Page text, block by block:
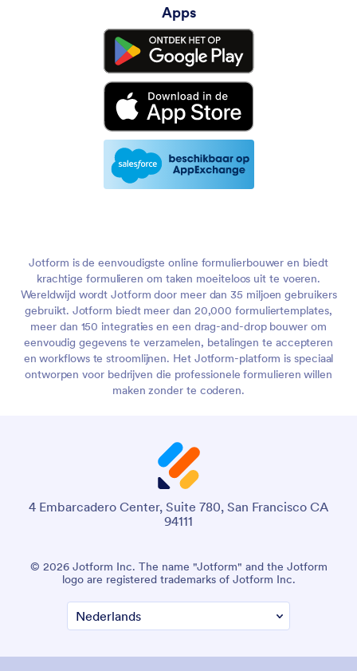
Apps
Jotform is de eenvoudigste online formulierbouwer en biedt
krachtige formulieren om taken moeiteloos uit te voeren.
Wereldwijd wordt Jotform door meer dan 35 miljoen gebruikers
gebruikt. Jotform biedt meer dan 20,000 formuliertemplates,
meer dan 150 integraties en een drag-and-drop bouwer om
eenvoudig gegevens te verzamelen, betalingen te accepteren
en workflows te stroomlijnen. Het Jotform-platform is speciaal
ontworpen voor bedrijven die professionele formulieren willen
maken zonder te coderen.
4 Embarcadero Center, Suite 780, San Francisco CA
94111
© 2026 Jotform Inc. The name "Jotform" and the Jotform
logo are registered trademarks of Jotform Inc.